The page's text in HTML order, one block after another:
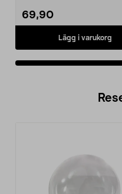
69,90
Lägg i varukorg